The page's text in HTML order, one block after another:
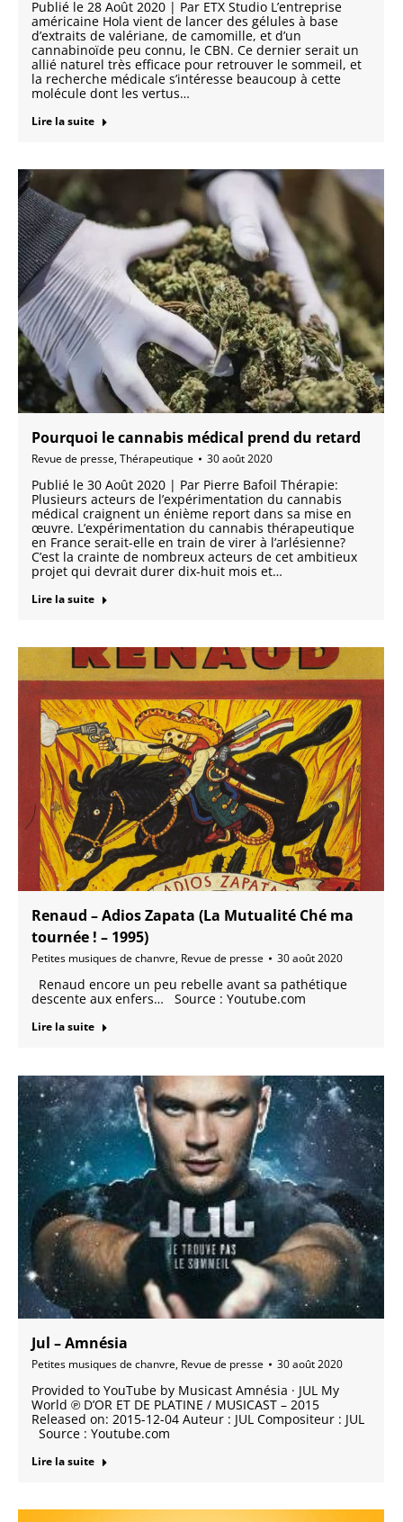
Publié le 28 Août 2020 | Par ETX Studio L’entreprise
américaine Hola vient de lancer des gélules à base
d’extraits de valériane, de camomille, et d’un
cannabinoïde peu connu, le CBN. Ce dernier serait un
allié naturel très efficace pour retrouver le sommeil, et
la recherche médicale s’intéresse beaucoup à cette
molécule dont les vertus…
Lire la suite
Pourquoi le cannabis médical prend du retard
Revue de presse,Thérapeutique 30 août 2020
Publié le 30 Août 2020 | Par Pierre Bafoil Thérapie:
Plusieurs acteurs de l’expérimentation du cannabis
médical craignent un énième report dans sa mise en
œuvre. L’expérimentation du cannabis thérapeutique
en France serait-elle en train de virer à l’arlésienne?
C’est la crainte de nombreux ­acteurs de cet ambitieux
projet qui devrait durer dix-huit mois et…
Lire la suite
Renaud – Adios Zapata (La Mutualité Ché ma
tournée ! – 1995)
Petites musiques de chanvre, Revue de presse 30 août 2020
Renaud encore un peu rebelle avant sa pathétique
descente aux enfers… Source : Youtube.com
Lire la suite
Jul – Amnésia
Petites musiques de chanvre, Revue de presse 30 août 2020
Provided to YouTube by Musicast Amnésia · JUL My
World ℗ D’OR ET DE PLATINE / MUSICAST – 2015
Released on: 2015-12-04 Auteur : JUL Compositeur : JUL
Source : Youtube.com
Lire la suite